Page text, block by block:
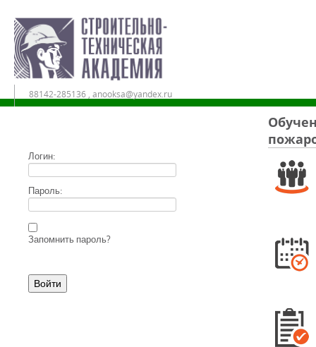
88142-285136 , anooksa@yandex.ru
Дистанционное обучение в АНО ДПО «СТА»
Логин:
Пароль:
Запомнить пароль?